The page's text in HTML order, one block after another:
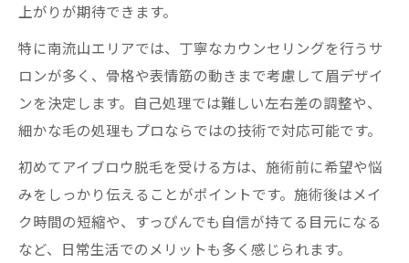
上がりが期待できます。
特に南流山エリアでは、丁寧なカウンセリングを行うサ
ロンが多く、骨格や表情筋の動きまで考慮して眉デザイ
ンを決定します。自己処理では難しい左右差の調整や、
細かな毛の処理もプロならではの技術で対応可能です。
初めてアイブロウ脱毛を受ける方は、施術前に希望や悩
みをしっかり伝えることがポイントです。施術後はメイ
ク時間の短縮や、すっぴんでも自信が持てる目元になる
など、日常生活でのメリットも多く感じられます。